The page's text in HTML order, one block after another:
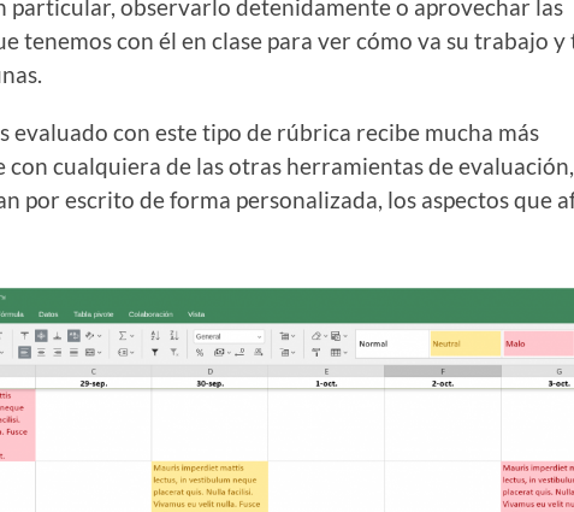
particular, observarlo detenidamente o aprovechar las
tenemos con él en clase para ver cómo va su trabajo y
evaluado con este tipo de rúbrica recibe mucha más
cualquiera de las otras herramientas de
por escrito de forma personalizada, los aspectos que